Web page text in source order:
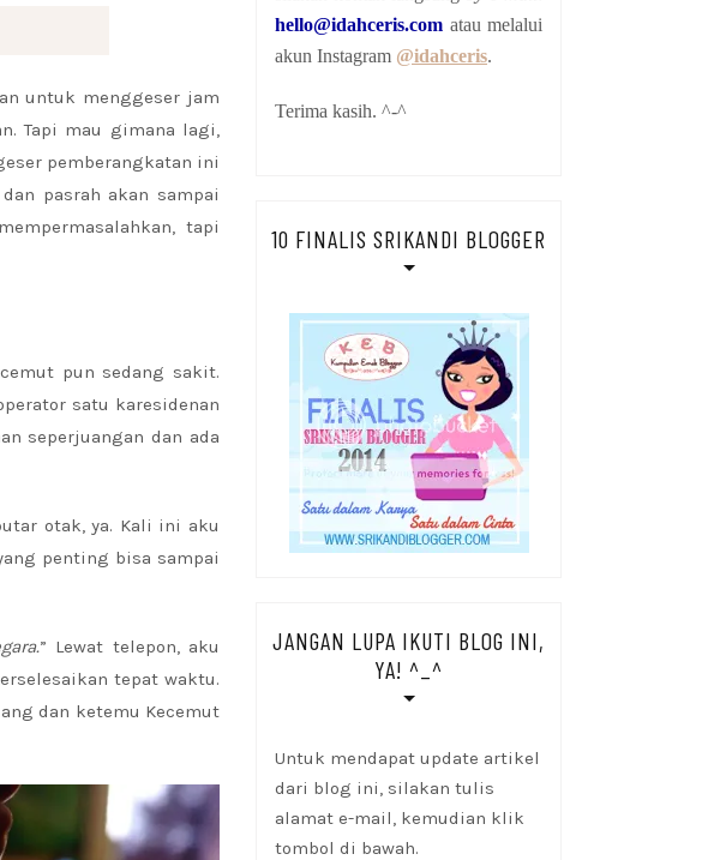
untuk menggeser jam
Tapi mau gimana lagi,
pemberangkatan ini
pasrah akan sampai
tapi
pun sedang sakit.
satu karesidenan
seperjuangan dan ada
otak, ya. Kali ini aku
penting bisa sampai
” Lewat telepon, aku
tepat waktu.
dan ketemu Kecemut
hello@idahceris.com atau melalui
akun Instagram @idahceris.
Terima kasih. ^-^
10 FINALIS SRIKANDI BLOGGER
JANGAN LUPA IKUTI BLOG INI,
YA! ^_^
Untuk mendapat update artikel
dari blog ini, silakan tulis
alamat e-mail, kemudian klik
tombol di bawah.